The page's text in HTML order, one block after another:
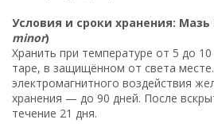
Условия и сроки хранения:
minor)
Хранить при температуре от 5 до
таре, в защищённом от света
электромагнитного воздействия
хранения — до 90 дней. После
течение 21 дня.